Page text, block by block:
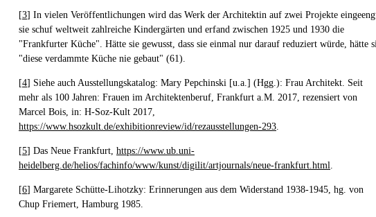
[3] In vielen Veröffentlichungen wird das Werk der Architektin auf zwei Projekte
sie schuf weltweit zahlreiche Kindergärten und erfand zwischen 1925 und 1930 die
"Frankfurter Küche". Hätte sie gewusst, dass sie einmal nur darauf reduziert würde, hätte
"diese verdammte Küche nie gebaut" (61).
[4] Siehe auch Ausstellungskatalog: Mary Pepchinski [u.a.] (Hgg.): Frau Architekt. Seit
mehr als 100 Jahren: Frauen im Architektenberuf, Frankfurt a.M. 2017, rezensiert von
Marcel Bois, in: H-Soz-Kult 2017,
https://www.hsozkult.de/exhibitionreview/id/rezausstellungen-293.
[5] Das Neue Frankfurt, https://www.ub.uni-
heidelberg.de/helios/fachinfo/www/kunst/digilit/artjournals/neue-frankfurt.html.
[6] Margarete Schütte-Lihotzky: Erinnerungen aus dem Widerstand 1938-1945, hg. von
Chup Friemert, Hamburg 1985.